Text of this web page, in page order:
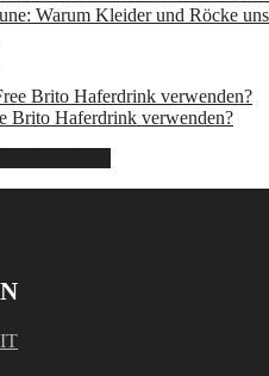
Warum Kleider und Röcke
Brito Haferdrink verwenden?